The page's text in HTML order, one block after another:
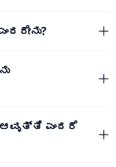
ಆವೃತ್ತಿ ಎಂದರೆ